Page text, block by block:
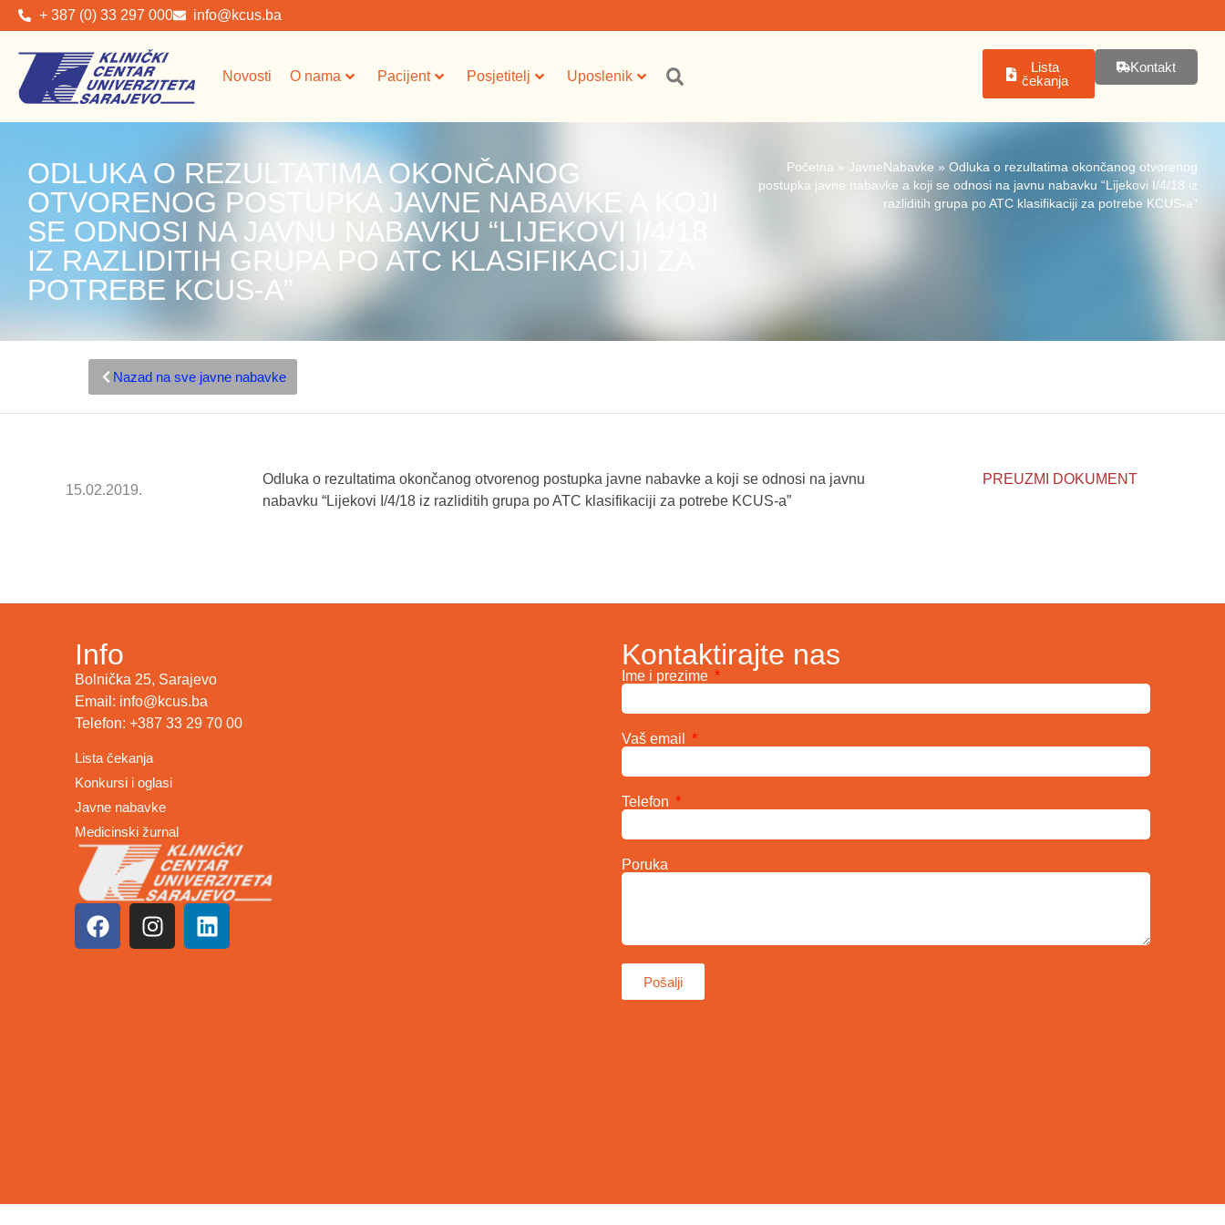
+ 387 (0) 33 297 000 info@kcus.ba
Novosti O nama Pacijent Posjetitelj Uposlenik
Lista
čekanja
Kontakt
ODLUKA O REZULTATIMA OKONČANOG
OTVORENOG POSTUPKA JAVNE NABAVKE A KOJI
SE ODNOSI NA JAVNU NABAVKU “LIJEKOVI I/4/18
IZ RAZLIDITIH GRUPA PO ATC KLASIFIKACIJI ZA
POTREBE KCUS-A”
Početna » JavneNabavke » Odluka o rezultatima okončanog otvorenog
postupka javne nabavke a koji se odnosi na javnu nabavku “Lijekovi I/4/18 iz
razliditih grupa po ATC klasifikaciji za potrebe KCUS-a”
Nazad na sve javne nabavke
15.02.2019.
Odluka o rezultatima okončanog otvorenog postupka javne nabavke a koji se odnosi na javnu
nabavku “Lijekovi I/4/18 iz razliditih grupa po ATC klasifikaciji za potrebe KCUS-a”
PREUZMI DOKUMENT
Info
Bolnička 25, Sarajevo
Email: info@kcus.ba
Telefon: +387 33 29 70 00
Lista čekanja
Konkursi i oglasi
Javne nabavke
Medicinski žurnal
Kontaktirajte nas
Ime i prezime
Vaš email
Telefon
Poruka
Pošalji